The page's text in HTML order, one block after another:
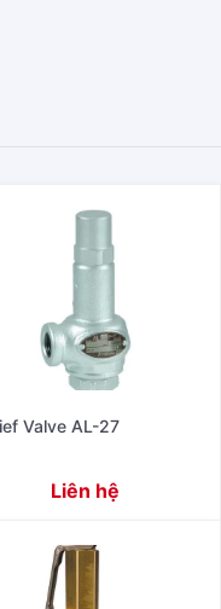
Valve AL-27
Liên hệ